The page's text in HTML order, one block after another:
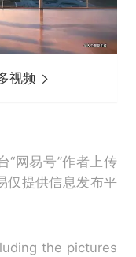
视频
“网易号”作者上传
仅提供信息发布平
the pictures